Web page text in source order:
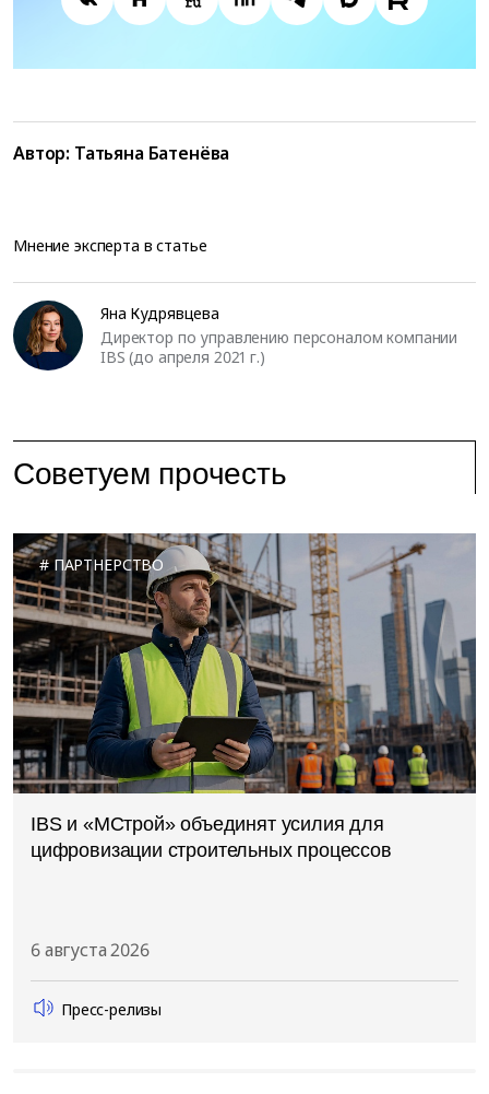
Автор: Татьяна Батенёва
Мнение эксперта в статье
Яна Кудрявцева
Директор по управлению персоналом компании
IBS (до апреля 2021 г.)
Советуем прочесть
ПАРТНЕРСТВО
IBS и «МСтрой» объединят усилия для
цифровизации строительных процессов
6 августа 2026
Пресс-релизы